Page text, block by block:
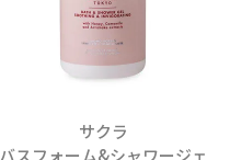
サクラ
バスフォーム&シャワージェ